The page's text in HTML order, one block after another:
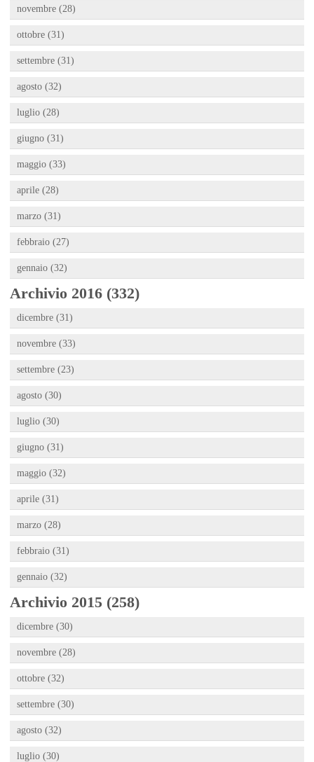
novembre (28)
ottobre (31)
settembre (31)
agosto (32)
luglio (28)
giugno (31)
maggio (33)
aprile (28)
marzo (31)
febbraio (27)
gennaio (32)
Archivio 2016 (332)
dicembre (31)
novembre (33)
settembre (23)
agosto (30)
luglio (30)
giugno (31)
maggio (32)
aprile (31)
marzo (28)
febbraio (31)
gennaio (32)
Archivio 2015 (258)
dicembre (30)
novembre (28)
ottobre (32)
settembre (30)
agosto (32)
luglio (30)